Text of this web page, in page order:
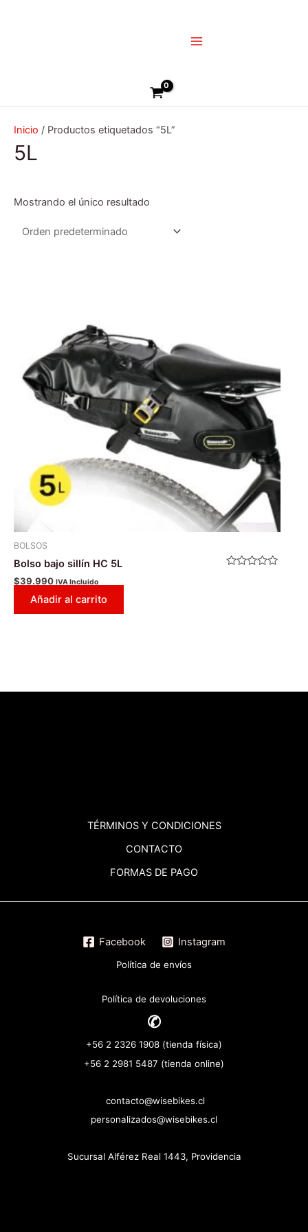
Menu
Buscar
Inicio / Productos etiquetados “5L”
5L
Mostrando el único resultado
BOLSOS
Bolso bajo sillín HC 5L
$39.990 IVA Incluido
Añadir al carrito
TÉRMINOS Y CONDICIONES
CONTACTO
FORMAS DE PAGO
Facebook Instagram
Política de envíos
Política de devoluciones
✆
+56 2 2326 1908 (tienda física)
+56 2 2981 5487 (tienda online)
contacto@wisebikes.cl
personalizados@wisebikes.cl
Sucursal Alférez Real 1443, Providencia